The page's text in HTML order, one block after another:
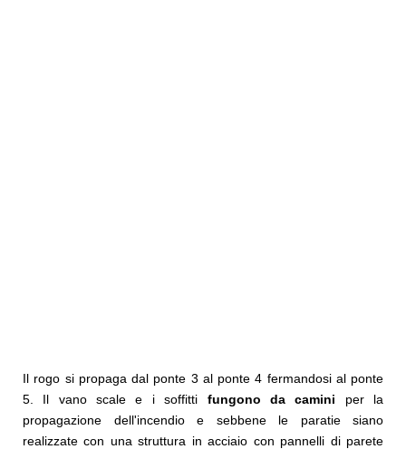
Il rogo si propaga dal ponte 3 al ponte 4 fermandosi al ponte
5. Il vano scale e i soffitti fungono da camini per la
propagazione dell'incendio e sebbene le paratie siano
realizzate con una struttura in acciaio con pannelli di parete